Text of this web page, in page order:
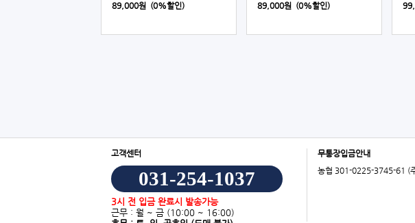
89,000원 (0%할인)
89,000원 (0%할인)
고객센터
031-254-1037
3시 전 입금 완료시 발송가능
근무 : 월 ~ 금 (10:00 ~ 16:00)
무통장입금안내
농협 301-0225-3745-61 (